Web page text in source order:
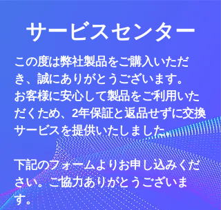
サービスセンター
この度は弊社製品をご購入いただ
き、誠にありがとうございます。
お客様に安心して製品をご利用いた
だくため、2年保証と返品せずに交換
サービスを提供いたしました。
下記のフォームよりお申し込みくだ
さい。ご協力ありがとうございま
す。